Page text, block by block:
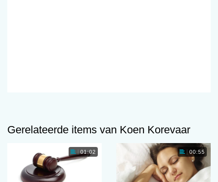
Gerelateerde items van Koen Korevaar
01:02 00:55